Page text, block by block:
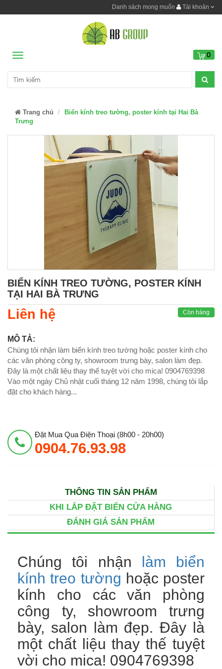
Danh sách mong muốn Tài khoản
Menu 0
Trang chủ
Biển kính treo tường, poster kính tại Hai Bà
Trưng
BIỂN KÍNH TREO TƯỜNG, POSTER KÍNH
TẠI HAI BÀ TRƯNG
Liên hệ Còn hàng
MÔ TẢ:
Chúng tôi nhận làm biển kính treo tường hoặc poster kính cho
các văn phòng công ty, showroom trưng bày, salon làm đẹp.
Đây là một chất liệu thay thế tuyệt vời cho mica! 0904769398
Vào một ngày Chủ nhật cuối tháng 12 năm 1998, chúng tôi lắp
đặt cho khách hàng...
Đặt Mua Qua Điện Thoại (8h00 - 20h00)
0904.76.93.98
THÔNG TIN SẢN PHẨM
KHI LẮP ĐẶT BIỂN CỬA HÀNG
ĐÁNH GIÁ SẢN PHẨM
Chúng tôi nhận làm biển
kính treo tường hoặc poster
kính cho các văn phòng
công ty, showroom trưng
bày, salon làm đẹp. Đây là
một chất liệu thay thế tuyệt
vời cho mica! 0904769398